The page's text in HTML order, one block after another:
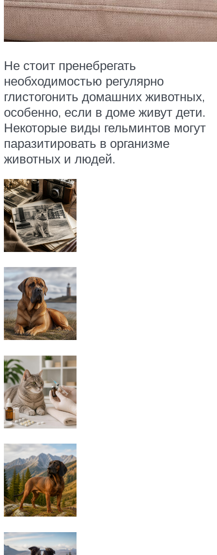
Не стоит пренебрегать
необходимостью регулярно
глистогонить домашних животных,
особенно, если в доме живут дети.
Некоторые виды гельминтов могут
паразитировать в организме
животных и людей.